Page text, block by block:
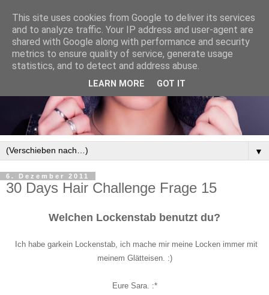
▼
6. Dezember 2011
30 Days Hair Challenge Frage 15
Welchen Lockenstab benutzt du?
Ich habe garkein Lockenstab, ich mache mir meine Locken immer mit
meinem Glätteisen. :)
Eure Sara. :*
This site uses cookies from Google to deliver its services
and to analyze traffic. Your IP address and user-agent are
shared with Google along with performance and security
metrics to ensure quality of service, generate usage
statistics, and to detect and address abuse.
LEARN MORE GOT IT